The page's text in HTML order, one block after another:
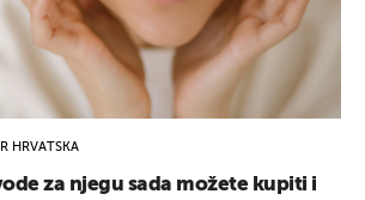
HRVATSKA
za njegu sada možete kupiti i